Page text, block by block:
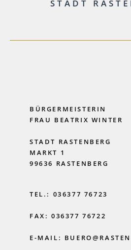
STADT
BÜRGERMEISTERIN
FRAU BEATRIX WINTER
STADT RASTENBERG
MARKT 1
99636 RASTENBERG
TEL.: 036377 76723
FAX: 036377 76722
E-MAIL: